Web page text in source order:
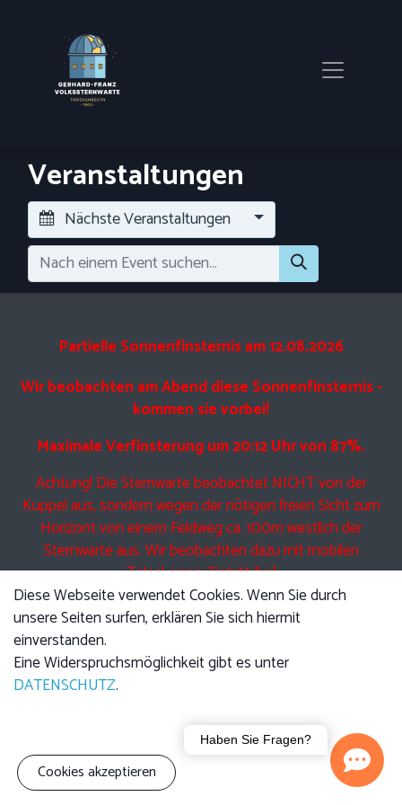
Veranstaltungen
Nächste Veranstaltungen
Partielle Sonnenfinsternis am 12.08.2026
Wir beobachten am Abend diese Sonnenfinsternis -
kommen sie vorbei!
Maximale Verfinsterung um 20:12 Uhr von 87%.
Achtung! Die Sternwarte beobachtet NICHT von der
Kuppel aus, sondern wegen der nötigen freien Sicht zum
Horizont von einem Feldweg ca. 100m westlich der
Sternwarte aus. Wir beobachten dazu mit mobilen
Teleskopen. Eintritt frei!
Eine Führung am Freitag beinhaltet Anfangs den jeweils
angekündigten Vortrag, im Anschluss führen wir Sie durch
die Kuppel und zeigen Ihnen die Technik der Teleskope.
Anschließend bei klarem Himmel Beobachtung mit den
Teleskopen.
Bitte beachten sie, dass auch UNSER Teleskop nicht durch
Diese Webseite verwendet Cookies. Wenn Sie durch
unsere Seiten surfen, erklären Sie sich hiermit
einverstanden.
Eine Widerspruchsmöglichkeit gibt es unter
DATENSCHUTZ.
Cookies akzeptieren
Haben Sie Fragen?